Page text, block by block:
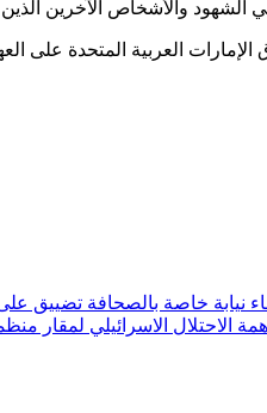
الشهود والأشخاص الآخرين
العربية المتحدة على
نيابة خاصة بالصحافة تضييق